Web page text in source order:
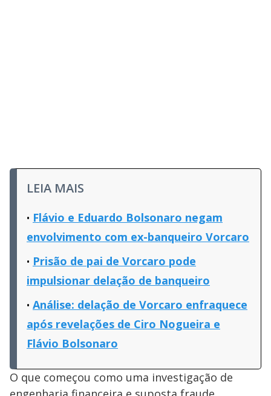
LEIA MAIS
Flávio e Eduardo Bolsonaro negam
envolvimento com ex-banqueiro Vorcaro
Prisão de pai de Vorcaro pode
impulsionar delação de banqueiro
Análise: delação de Vorcaro enfraquece
após revelações de Ciro Nogueira e
Flávio Bolsonaro
O que começou como uma investigação de